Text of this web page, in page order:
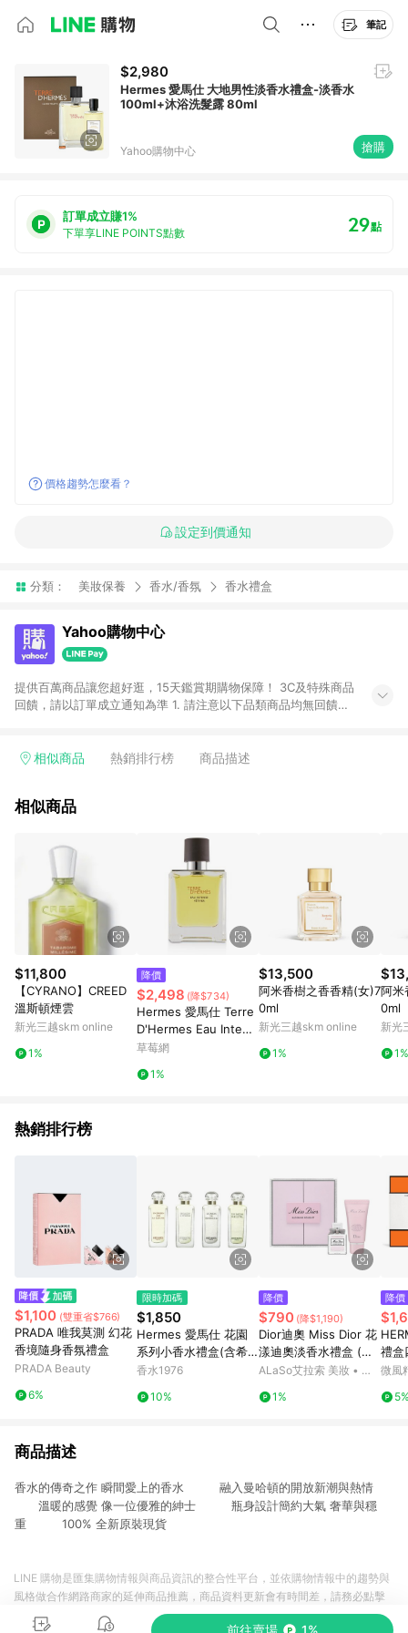
筆記
$2,980
Hermes 愛馬仕 大地男性淡香水禮盒-淡香水
100ml+沐浴洗髮露 80ml
Yahoo購物中心 搶購
訂單成立賺1%
下單享LINE POINTS點數 29點
價格趨勢怎麼看？
設定到價通知
分類： 美妝保養 香水/香氛 香水禮盒
Yahoo購物中心
提供百萬商品讓您超好逛，15天鑑賞期購物保障！ 3C及特殊商品
回饋，請以訂單成立通知為準 1. 請注意以下品類商品均無回饋：
電玩/遊戲/相機/單眼/鏡頭/拍立得 [2024/6/1起適用] -內接硬
的購回饋活動享Yahoo超贈點回饋者 - 購物中心商店之商品：商
3. 訂單回饋金額將扣除運費/購物金/超贈點/福利金/紅利折抵/折
價券等虛擬貨幣折抵 4. 大宗採購或批發轉賣不具回饋資格： 如
有相關事證認定您為大宗採購、批發轉賣而非最終消費使用者，
相關認定以Yahoo購物中心之認定為準
相似商品 熱銷排行榜 商品描述
相似商品
$11,800
【CYRANO】CREED
溫斯頓煙雲
新光三越skm online
1%
降價
$2,498 (降$734)
Hermes 愛馬仕 Terre
D'Hermes Eau Intens
e Vetiver 大地馥郁香
oz-香水
草莓網
1%
$13,500
阿米香樹之香香精(女)7
0ml
新光三越skm online
1%
阿米
0ml
新光
1%
熱銷排行榜
$1,100 (雙重省$766)
PRADA 唯我莫測 幻花
香境隨身香氛禮盒
PRADA Beauty
6%
限時加碼
$1,850
Hermes 愛馬仕 花園
系列小香水禮盒(含希
瑟)
香水1976
10%
降價
$790 (降$1,190)
Dior迪奧 Miss Dior 花
漾迪奧淡香水禮盒 (身
體乳/淡香水)
ALaSo艾拉索 美妝 • 保
1%
降價
禮盒
巾+
空版
微風
商品描述
香水的傳奇之作 瞬間愛上的香水 融入曼哈頓的開放新潮與熱情
溫暖的感覺 像一位優雅的紳士 瓶身設計簡約大氣 奢華與穩
重 100% 全新原裝現貨
前往賣場 1%
LINE 購物是匯集購物情報與商品資訊的整合性平台，並依購物情報中的趨勢與
風格做合作網路商家的延伸商品推薦，商品資料更新會有時間差，請務必點擊
商品至各合作網路商家，確認現售價與購物條件，一切資訊以合作廠商網頁為